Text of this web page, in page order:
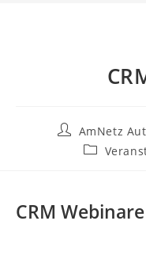
Beitrags-
Autor:
AmNetz
Beitrags-
CRM